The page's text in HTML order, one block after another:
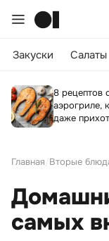
Закуски Салаты
8 рецептов
аэрогриле,
даже
Главная Вторые
самых